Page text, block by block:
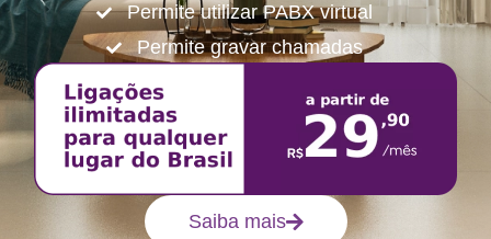
Permite utilizar PABX virtual
Permite gravar chamadas
Saiba mais